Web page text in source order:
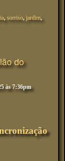
, sorriso, jardim,
do
às 7:36pm